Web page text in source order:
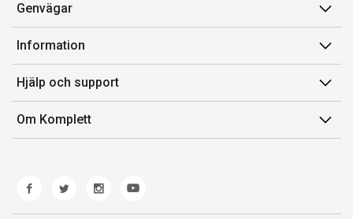
Genvägar
Konto
Orderhistorik
Presentkort
Komplett Club
Information
Försäljningsvillkor
Medlemsvillkor for Komplett Club
Lediga tjänster
Hjälp och support
Kontakta oss
Kundservice
Produkthjälp och retur
Felsökning och guider
Om Komplett